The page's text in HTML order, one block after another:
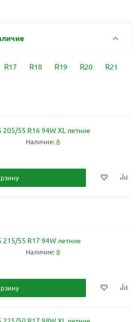
R17 R18 R19 R20 R21
55 R16 94W XL летние
Наличие:8
55 R17 94W летние
Наличие:8